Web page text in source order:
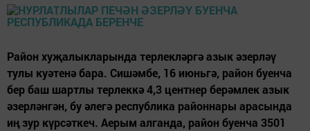
Район хуҗалыкларында терлекләргә азык әзерләү
тулы куәтенә бара. Сишәмбе, 16 июньгә, район буенча
бер баш шартлы терлеккә 4,3 центнер берәмлек азык
әзерләнгән, бу әлегә республика районнары арасында
иң зур күрсәткеч. Аерым алганда, район буенча 3501